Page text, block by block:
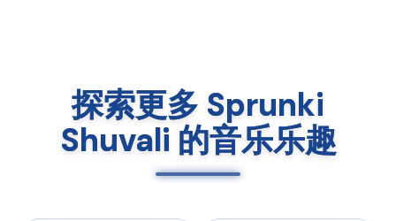
探索更多 Sprunki
Shuvali 的音乐乐趣